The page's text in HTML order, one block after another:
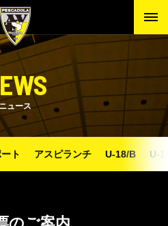
ニュース
ト アスピランチ U-18/B U-